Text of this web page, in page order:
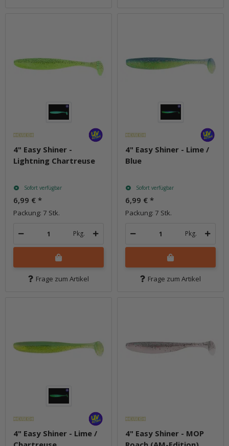
4" Easy Shiner -
Lightning Chartreuse
Sofort verfügbar
6,99 € *
Packung: 7 Stk.
Pkg.
Frage zum Artikel
4" Easy Shiner - Lime /
Blue
Sofort verfügbar
6,99 € *
Packung: 7 Stk.
Pkg.
Frage zum Artikel
4" Easy Shiner - Lime /
4" Easy Shiner - MOP